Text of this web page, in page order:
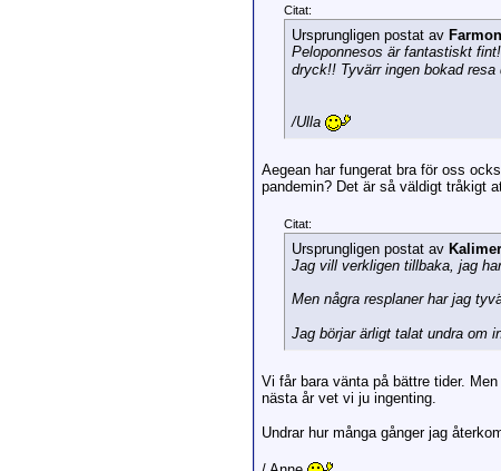
Citat:
Ursprungligen postat av
Peloponnesos är fantastiskt
dryck!! Tyvärr ingen bokad
/Ulla
Aegean har fungerat bra för oss
pandemin? Det är så väldigt tråkigt
Citat:
Ursprungligen postat av
Jag vill verkligen tillbaka, jag
Men några resplaner har jag
Jag börjar ärligt talat undra om
Vi får bara vänta på bättre tider.
nästa år vet vi ju ingenting.
Undrar hur många gånger jag